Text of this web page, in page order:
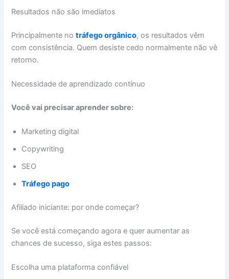
Resultados não são imediatos
Principalmente notráfego orgânico, os resultados vêm
com consistência. Quem desiste cedo normalmente não vê
retorno.
Necessidade de aprendizado contínuo
Você vai precisar aprender sobre:
Marketing digital
Copywriting
SEO
Tráfego pago
Afiliado iniciante: por onde começar?
Se você está começando agora e quer aumentar as
chances de sucesso, siga estes passos:
Escolha uma plataforma confiável